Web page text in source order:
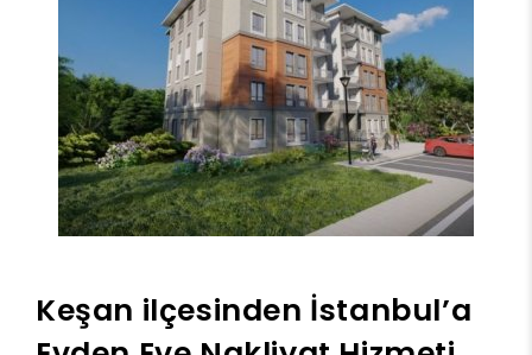
Keşan ilçesinden İstanbul’a